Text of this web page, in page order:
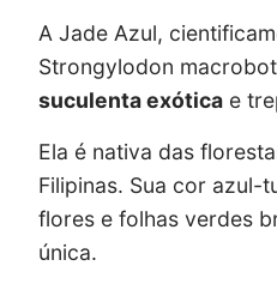
A Jade Azul,
Strongylodon
suculenta exótica e
Ela é nativa das
Filipinas. Sua cor azul-
flores e folhas verdes
única.